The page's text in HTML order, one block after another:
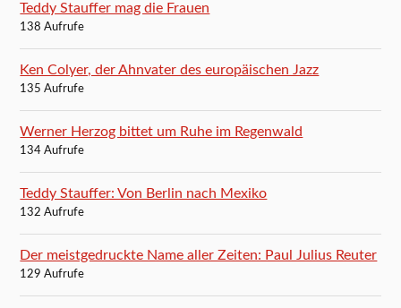
Teddy Stauffer mag die Frauen
138 Aufrufe
Ken Colyer, der Ahnvater des europäischen Jazz
135 Aufrufe
Werner Herzog bittet um Ruhe im Regenwald
134 Aufrufe
Teddy Stauffer: Von Berlin nach Mexiko
132 Aufrufe
Der meistgedruckte Name aller Zeiten: Paul Julius Reuter
129 Aufrufe